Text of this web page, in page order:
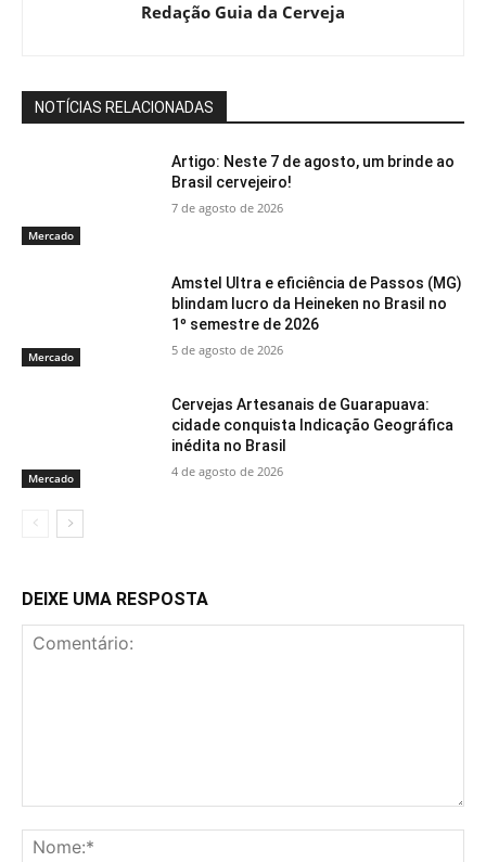
Redação Guia da Cerveja
NOTÍCIAS RELACIONADAS
Mercado
Artigo: Neste 7 de agosto, um brinde ao
Brasil cervejeiro!
7 de agosto de 2026
Mercado
Amstel Ultra e eficiência de Passos (MG)
blindam lucro da Heineken no Brasil no
1º semestre de 2026
5 de agosto de 2026
Mercado
Cervejas Artesanais de Guarapuava:
cidade conquista Indicação Geográfica
inédita no Brasil
4 de agosto de 2026
DEIXE UMA RESPOSTA